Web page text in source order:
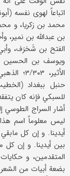
محمد بن زکریا، و
بن عبدالله بن
الفتح بن شَخرَف،
للسبکي فإنه کان
لیس معلوماً اسم هذا
أیدینا. و إن کل
بین أیدینا. و إن کل
المتقدمین، و
بضعة أبیات من الشعر